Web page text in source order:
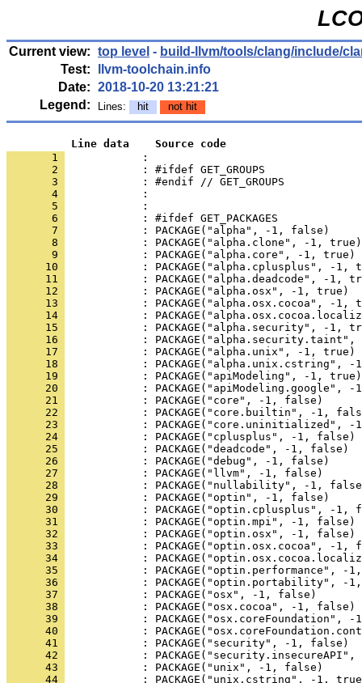
Current view: top level - build-llvm/tools/clang/include/
Test:
llvm-toolchain.info
Date: 2018-10-20 13:21:21
Legend:
Lines: hit not hit
          Line data    Source code
       1
            :
       2
       3
       4
       5
       6
       7
       8
       9
      10
      11
      12
      13
      14
      15
      16
      17
      18
      19
      20
      21
      22
      23
      24
      25
      26
      27
      28
      29
      30
      31
      32
      33
      34
      35
      36
      37
      38
      39
      40
      41
      42
      43
      44